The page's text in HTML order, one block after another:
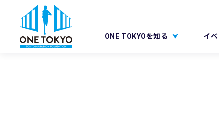
ONE TOKYOを知る イ